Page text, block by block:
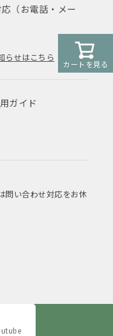
カートを見る
（お電話・メー
らせはこちら
ガイド
問い合わせ対応をお休